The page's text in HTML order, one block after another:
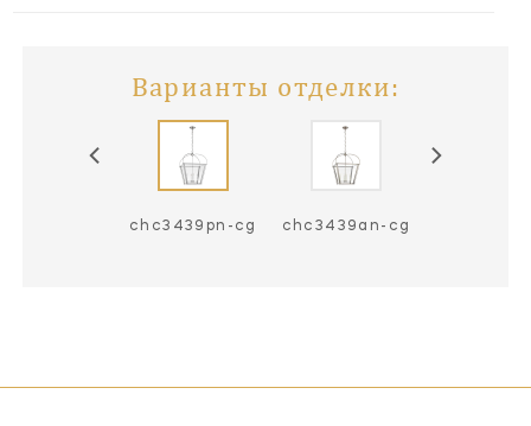
Варианты отделки:
chc3439pn-cg chc3439an-cg